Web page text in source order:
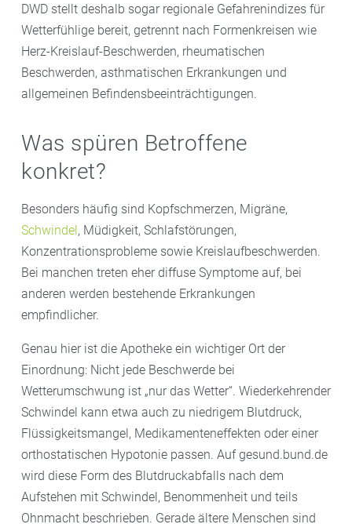
DWD stellt deshalb sogar regionale Gefahrenindizes für
Wetterfühlige bereit, getrennt nach Formenkreisen wie
Herz-Kreislauf-Beschwerden, rheumatischen
Beschwerden, asthmatischen Erkrankungen und
allgemeinen Befindensbeeinträchtigungen.
Was spüren Betroffene
konkret?
Besonders häufig sind Kopfschmerzen, Migräne,
Schwindel, Müdigkeit, Schlafstörungen,
Konzentrationsprobleme sowie Kreislaufbeschwerden.
Bei manchen treten eher diffuse Symptome auf, bei
anderen werden bestehende Erkrankungen
empfindlicher.
Genau hier ist die Apotheke ein wichtiger Ort der
Einordnung: Nicht jede Beschwerde bei
Wetterumschwung ist „nur das Wetter“. Wiederkehrender
Schwindel kann etwa auch zu niedrigem Blutdruck,
Flüssigkeitsmangel, Medikamenteneffekten oder einer
orthostatischen Hypotonie passen. Auf gesund.bund.de
wird diese Form des Blutdruckabfalls nach dem
Aufstehen mit Schwindel, Benommenheit und teils
Ohnmacht beschrieben. Gerade ältere Menschen sind